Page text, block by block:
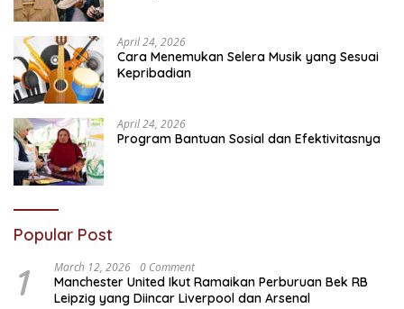
April 24, 2026
Cara Menemukan Selera Musik yang Sesuai
Kepribadian
April 24, 2026
Program Bantuan Sosial dan Efektivitasnya
Popular Post
1 March 12, 2026 0 Comment
Manchester United Ikut Ramaikan Perburuan Bek RB
Leipzig yang Diincar Liverpool dan Arsenal